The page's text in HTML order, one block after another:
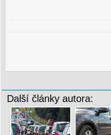
Další články autora: